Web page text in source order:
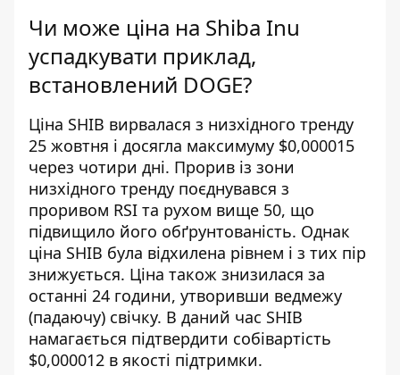
Чи може ціна на Shiba Inu
успадкувати приклад,
встановлений DOGE?
Ціна SHIB вирвалася з низхідного тренду
25 жовтня і досягла максимуму $0,000015
через чотири дні. Прорив із зони
низхідного тренду поєднувався з
проривом RSI та рухом вище 50, що
підвищило його обґрунтованість. Однак
ціна SHIB була відхилена рівнем і з тих пір
знижується. Ціна також знизилася за
останні 24 години, утворивши ведмежу
(падаючу) свічку. В даний час SHIB
намагається підтвердити собівартість
$0,000012 в якості підтримки.